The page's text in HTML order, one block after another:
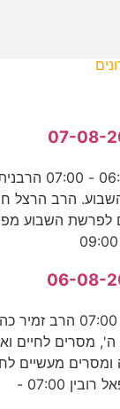
הרבנית חגית
לפרשת השבוע
הרב זמיר כהן 06:00 -
מסרים לחיים
מעשיים
07:00 -